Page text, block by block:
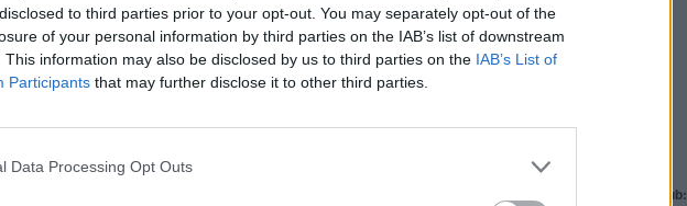
to third parties prior to your opt-out. You may separately opt-out of the
of your personal information by third parties on the IAB’s list of downstream
This information may also be disclosed by us to third parties on the IAB’s List of
Participants that may further disclose it to other third parties.
Data Processing Opt Outs
ALBO D'ORO
Premier League:
Supercoppa Europea:
Coppa del Mondo per Club: